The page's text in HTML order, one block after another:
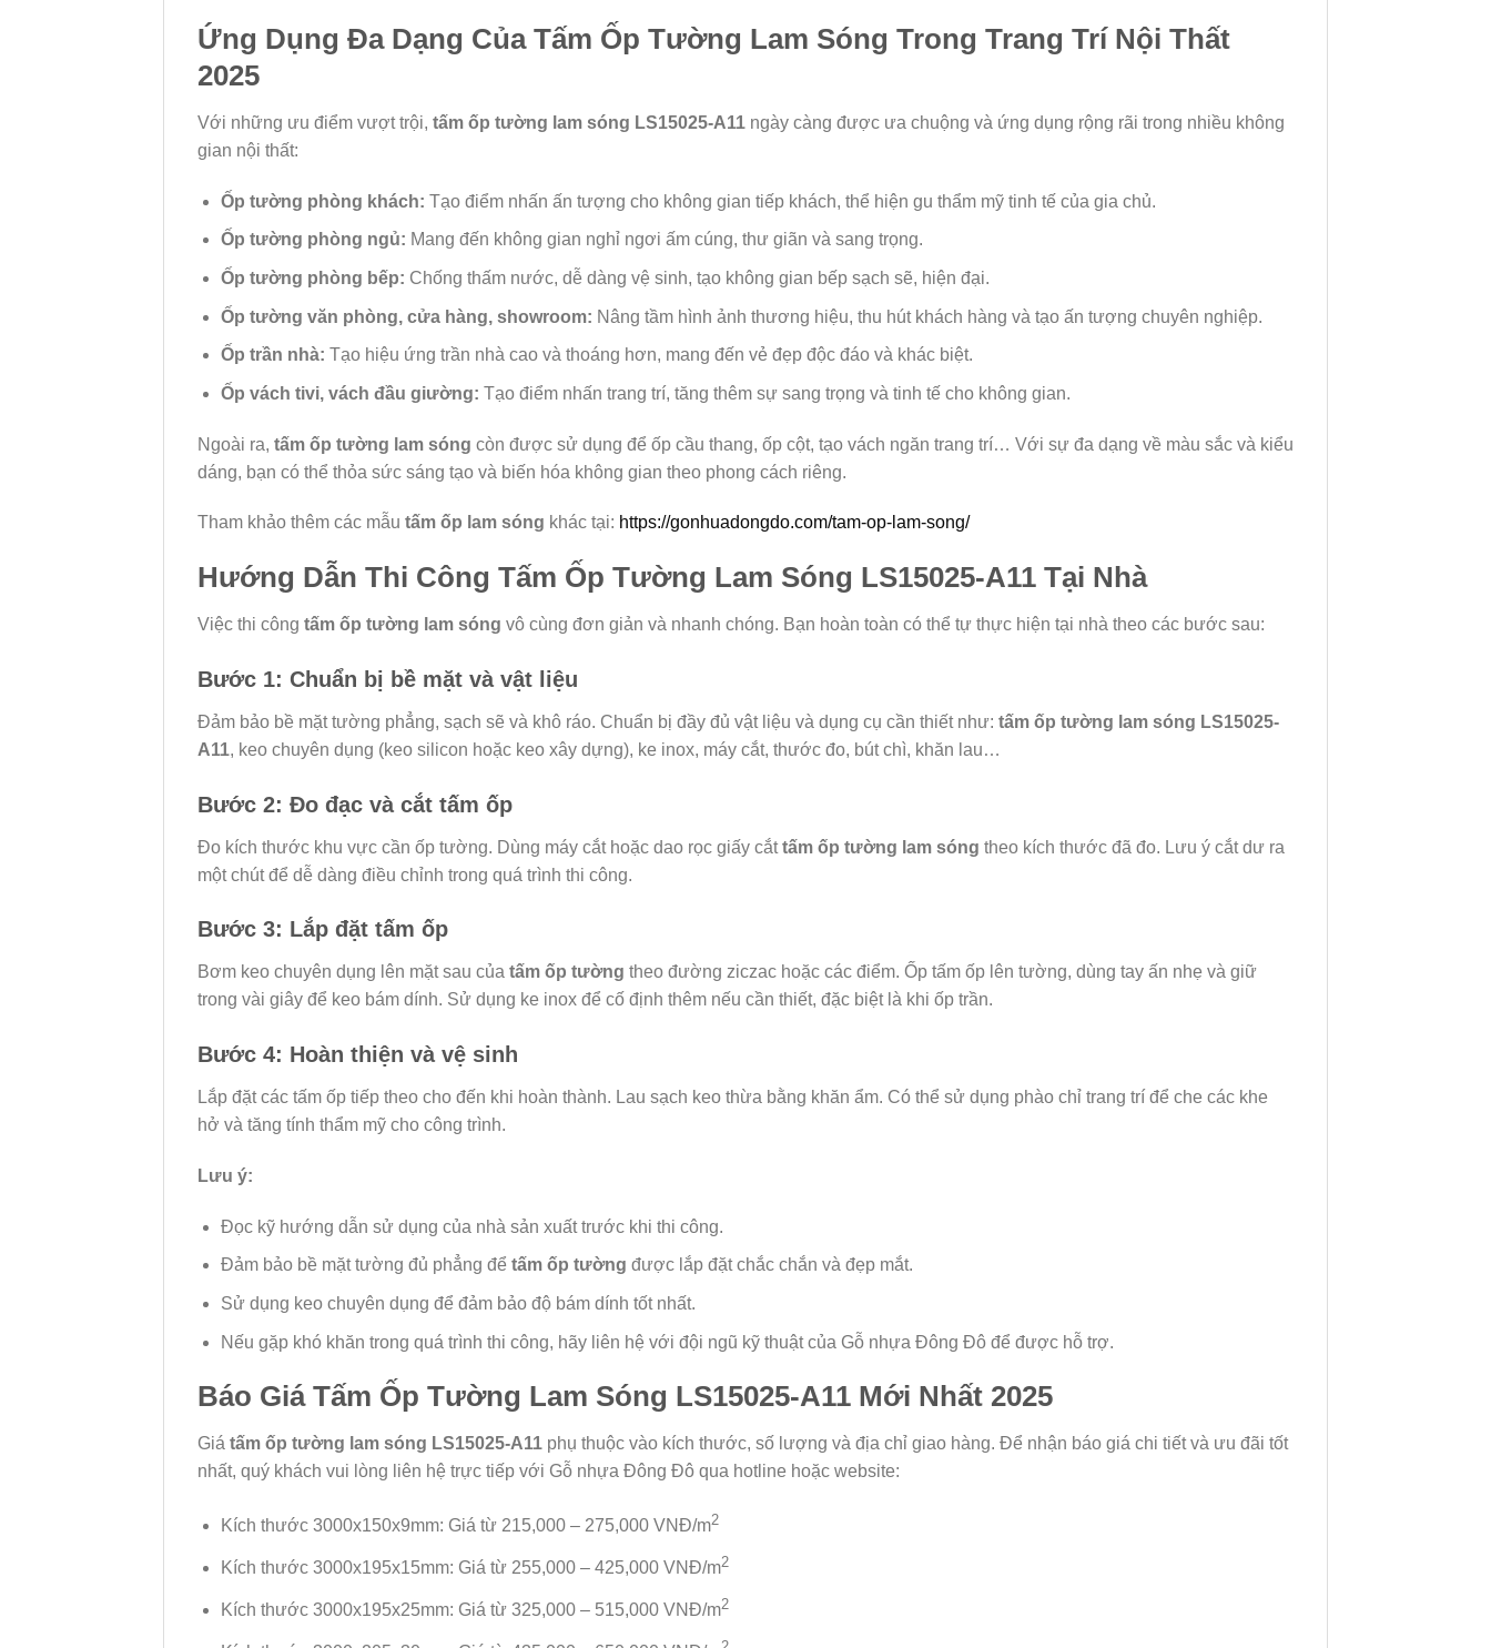
Ứng Dụng Đa Dạng Của Tấm Ốp Tường Lam Sóng Trong Trang Trí Nội Thất
2025
Với những ưu điểm vượt trội, tấm ốp tường lam sóng LS15025-A11 ngày càng được ưa chuộng và ứng dụng rộng rãi trong nhiều không
gian nội thất:
Ốp tường phòng khách: Tạo điểm nhấn ấn tượng cho không gian tiếp khách, thể hiện gu thẩm mỹ tinh tế của gia chủ.
Ốp tường phòng ngủ: Mang đến không gian nghỉ ngơi ấm cúng, thư giãn và sang trọng.
Ốp tường phòng bếp: Chống thấm nước, dễ dàng vệ sinh, tạo không gian bếp sạch sẽ, hiện đại.
Ốp tường văn phòng, cửa hàng, showroom: Nâng tầm hình ảnh thương hiệu, thu hút khách hàng và tạo ấn tượng chuyên nghiệp.
Ốp trần nhà: Tạo hiệu ứng trần nhà cao và thoáng hơn, mang đến vẻ đẹp độc đáo và khác biệt.
Ốp vách tivi, vách đầu giường: Tạo điểm nhấn trang trí, tăng thêm sự sang trọng và tinh tế cho không gian.
Ngoài ra, tấm ốp tường lam sóng còn được sử dụng để ốp cầu thang, ốp cột, tạo vách ngăn trang trí… Với sự đa dạng về màu sắc và kiểu
dáng, bạn có thể thỏa sức sáng tạo và biến hóa không gian theo phong cách riêng.
Tham khảo thêm các mẫu tấm ốp lam sóng khác tại: https://gonhuadongdo.com/tam-op-lam-song/
Hướng Dẫn Thi Công Tấm Ốp Tường Lam Sóng LS15025-A11 Tại Nhà
Việc thi công tấm ốp tường lam sóng vô cùng đơn giản và nhanh chóng. Bạn hoàn toàn có thể tự thực hiện tại nhà theo các bước sau:
Bước 1: Chuẩn bị bề mặt và vật liệu
Đảm bảo bề mặt tường phẳng, sạch sẽ và khô ráo. Chuẩn bị đầy đủ vật liệu và dụng cụ cần thiết như: tấm ốp tường lam sóng LS15025-
A11, keo chuyên dụng (keo silicon hoặc keo xây dựng), ke inox, máy cắt, thước đo, bút chì, khăn lau…
Bước 2: Đo đạc và cắt tấm ốp
Đo kích thước khu vực cần ốp tường. Dùng máy cắt hoặc dao rọc giấy cắttấm ốp tường lam sóng theo kích thước đã đo. Lưu ý cắt dư ra
một chút để dễ dàng điều chỉnh trong quá trình thi công.
Bước 3: Lắp đặt tấm ốp
Bơm keo chuyên dụng lên mặt sau của tấm ốp tường theo đường ziczac hoặc các điểm. Ốp tấm ốp lên tường, dùng tay ấn nhẹ và giữ
trong vài giây để keo bám dính. Sử dụng ke inox để cố định thêm nếu cần thiết, đặc biệt là khi ốp trần.
Bước 4: Hoàn thiện và vệ sinh
Lắp đặt các tấm ốp tiếp theo cho đến khi hoàn thành. Lau sạch keo thừa bằng khăn ẩm. Có thể sử dụng phào chỉ trang trí để che các khe
hở và tăng tính thẩm mỹ cho công trình.
Lưu ý:
Đọc kỹ hướng dẫn sử dụng của nhà sản xuất trước khi thi công.
Đảm bảo bề mặt tường đủ phẳng để tấm ốp tường được lắp đặt chắc chắn và đẹp mắt.
Sử dụng keo chuyên dụng để đảm bảo độ bám dính tốt nhất.
Nếu gặp khó khăn trong quá trình thi công, hãy liên hệ với đội ngũ kỹ thuật của Gỗ nhựa Đông Đô để được hỗ trợ.
Báo Giá Tấm Ốp Tường Lam Sóng LS15025-A11 Mới Nhất 2025
Giá tấm ốp tường lam sóng LS15025-A11 phụ thuộc vào kích thước, số lượng và địa chỉ giao hàng. Để nhận báo giá chi tiết và ưu đãi tốt
nhất, quý khách vui lòng liên hệ trực tiếp với Gỗ nhựa Đông Đô qua hotline hoặc website:
Kích thước 3000x150x9mm: Giá từ 215,000 – 275,000 VNĐ/m2
Kích thước 3000x195x15mm: Giá từ 255,000 – 425,000 VNĐ/m2
Kích thước 3000x195x25mm: Giá từ 325,000 – 515,000 VNĐ/m2